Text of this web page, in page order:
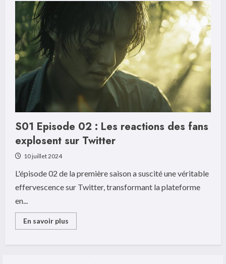
Sport
Le
verdict
SimRacingEvolution
S01 Episode 02 : Les reactions des fans
explosent sur Twitter
10 juillet 2024
L'épisode 02 de la première saison a suscité une véritable
effervescence sur Twitter, transformant la plateforme
en...
En savoir plus
more